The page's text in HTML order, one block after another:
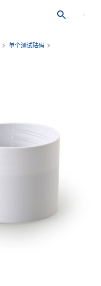
单个测试砝码